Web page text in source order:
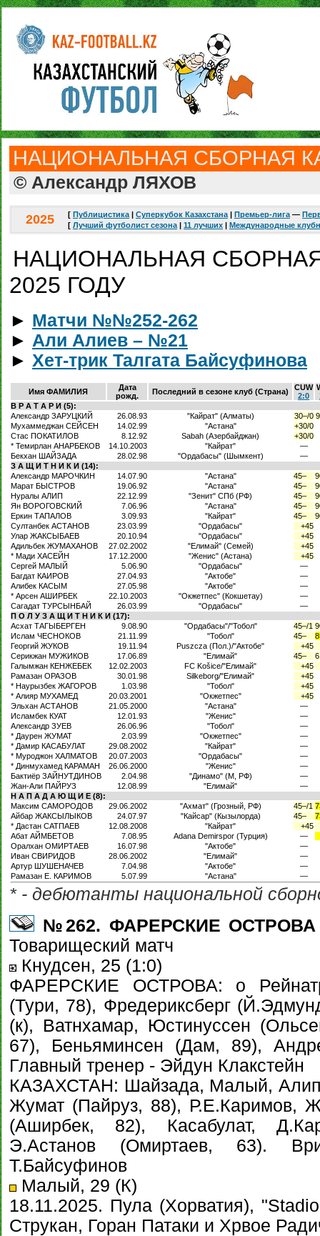
НАЦИОНАЛЬНАЯ СБОРНАЯ
© Александр ЛЯХОВ
2025 [ Публицистика | Суперкубок Казахстана | Премьер-лига —
[ Лучший футболист сезона | 11 лучших | Международные
НАЦИОНАЛЬНАЯ
2025 ГОДУ
► Матчи №№252-262
► Али Алиев – №21
► Хет-трик Талгата Байсуфинова
Имя ФАМИЛИЯ
Дата
рожд.
Последний в сезоне клуб (Страна)
CUW
2:0
В Р А Т А Р И (5):
Александр ЗАРУЦКИЙ
26.08.93 "Кайрат" (Алматы) 30–/0
Мухаммеджан СЕЙСЕН
14.02.99 "Астана"
+30/0
Стас ПОКАТИЛОВ
8.12.92 Sabah (Азербайджан)
+30/0
* Темирлан АНАРБЕКОВ
14.10.2003 "Кайрат"
—
Бекхан ШАЙЗАДА
28.02.98 "Ордабасы" (Шымкент)
—
З А Щ И Т Н И К И (14):
Александр МАРОЧКИН
14.07.90 "Астана" 45–
Марат БЫСТРОВ
19.06.92 "Астана" 45–
Нуралы АЛИП
22.12.99 "Зенит" СПб (РФ) 45–
Ян ВОРОГОВСКИЙ
7.06.96 "Астана" 45–
Еркин ТАПАЛОВ
3.09.93 "Кайрат" 45–
Султанбек АСТАНОВ
23.03.99 "Ордабасы"
+45
Улар ЖАКСЫБАЕВ
20.10.94 "Ордабасы"
+45
Адильбек ЖУМАХАНОВ
27.02.2002 "Елимай" (Семей)
+45
* Мади ХАСЕЙН
17.12.2000 "Женис" (Астана)
+45
Сергей МАЛЫЙ
5.06.90 "Ордабасы"
—
Багдат КАИРОВ
27.04.93 "Актобе"
—
Алибек КАСЫМ
27.05.98 "Актобе"
—
* Арсен АШИРБЕК
22.10.2003 "Окжетпес" (Кокшетау)
—
Сагадат ТУРСЫНБАЙ
26.03.99 "Ордабасы"
—
П О Л У З А Щ И Т Н И К И (17):
Асхат ТАГЫБЕРГЕН
9.08.90 "Ордабасы"/"Тобол" 45–/1
Ислам ЧЕСНОКОВ
21.11.99 "Тобол" 45–
Георгий ЖУКОВ
19.11.94 Puszcza (Пол.)/"Актобе"
+45
Серикжан МУЖИКОВ
17.06.89 "Елимай" 45–
Галымжан КЕНЖЕБЕК
12.02.2003 FC Košice/"Елимай"
+45
Рамазан ОРАЗОВ
30.01.98 Silkeborg/"Елимай"
+45
* Наурызбек ЖАГОРОВ
1.03.98 "Тобол"
+45
* Алияр МУХАМЕД
20.03.2001 "Окжетпес"
+45
Эльхан АСТАНОВ
21.05.2000 "Астана"
—
Исламбек КУАТ
12.01.93 "Женис"
—
Александр ЗУЕВ
26.06.96 "Тобол"
—
* Даурен ЖУМАТ
2.03.99 "Окжетпес"
—
* Дамир КАСАБУЛАТ
29.08.2002 "Кайрат"
—
* Муроджон ХАЛМАТОВ
20.07.2003 "Ордабасы"
—
* Динмухамед КАРАМАН
26.06.2000 "Женис"
—
Бактиёр ЗАЙНУТДИНОВ
2.04.98 "Динамо" (М, РФ)
—
Жан-Али ПАЙРУЗ
12.08.99 "Елимай"
—
Н А П А Д А Ю Щ И Е (8):
Максим САМОРОДОВ
29.06.2002 "Ахмат" (Грозный, РФ) 45–/1
Айбар ЖАКСЫЛЫКОВ
24.07.97 "Кайсар" (Кызылорда) 45–
* Дастан САТПАЕВ
12.08.2008 "Кайрат"
+45
Абат АЙМБЕТОВ
7.08.95 Adana Demirspor (Турция)
—
Оралхан ОМИРТАЕВ
16.07.98 "Актобе"
—
Иван СВИРИДОВ
28.06.2002 "Елимай"
—
Артур ШУШЕНАЧЕВ
7.04.98 "Актобе"
—
Рамазан Е. КАРИМОВ
5.07.99 "Астана" —
* - дебютанты национальной
№262. ФАРЕРСКИЕ ОСТРОВА
Товарищеский матч
Кнудсен, 25 (1:0)
ФАРЕРСКИЕ ОСТРОВА: о
(Тури, 78), Фредериксберг
(к), Ватнхамар, Юстинуссен
67), Беньяминсен (Дам, 89),
Главный тренер - Эйдун Клакстейн
КАЗАХСТАН: Шайзада, Малый, Алип
Жумат (Пайруз, 88), Р.Е.Каримов,
(Аширбек, 82), Касабулат,
Э.Астанов (Омиртаев, 63).
Т.Байсуфинов
Малый, 29 (К)
18.11.2025. Пула (Хорватия),
Струкан, Горан Патаки и Хрвое